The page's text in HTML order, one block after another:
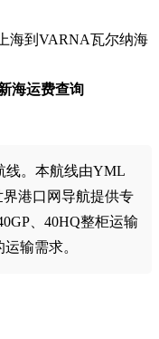
海到VARNA瓦尔纳海
海运费查询
线。本航线由YML
港口网导航提供专
、40HQ整柜运输
输需求。